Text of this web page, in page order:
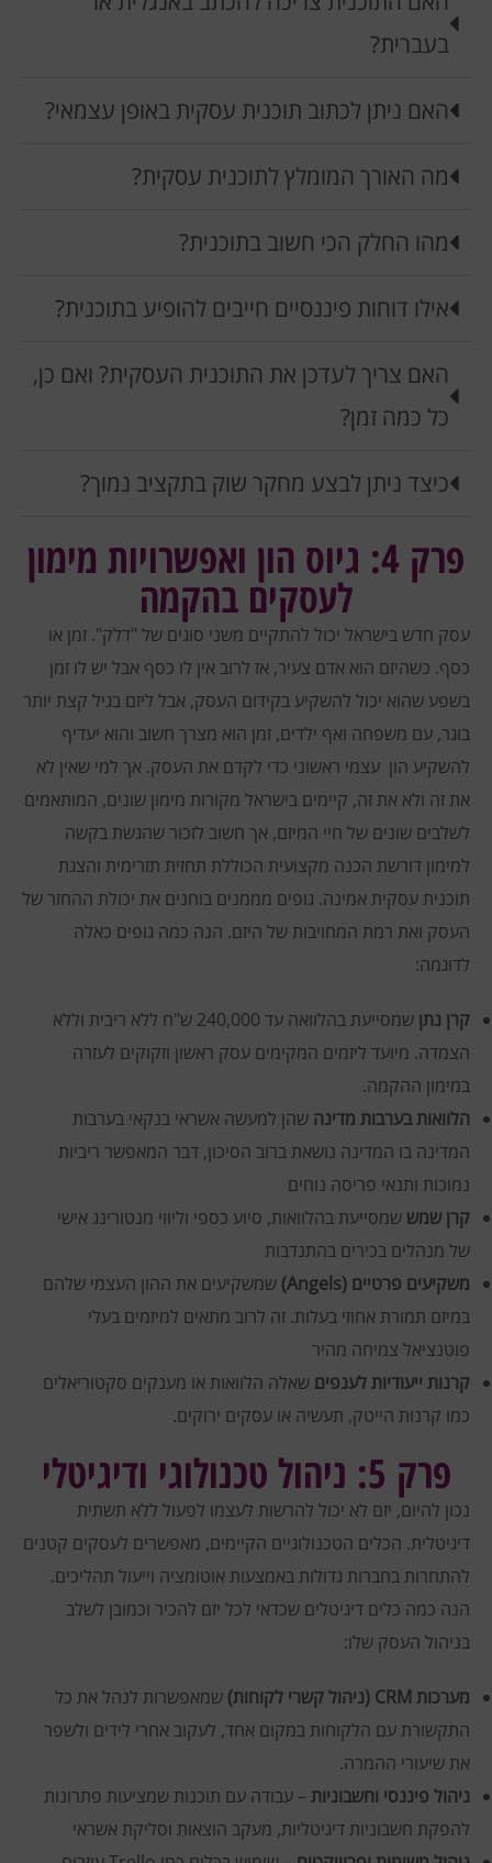
בעברית?
האם ניתן לכתוב תוכנית עסקית באופן עצמאי?
מה האורך המומלץ לתוכנית עסקית?
מהו החלק הכי חשוב בתוכנית?
אילו דוחות פיננסיים חייבים להופיע בתוכנית?
האם צריך לעדכן את התוכנית העסקית? ואם כן,
כל כמה זמן?
כיצד ניתן לבצע מחקר שוק בתקציב נמוך?
פרק 4: גיוס הון ואפשרויות מימון
לעסקים בהקמה
עסק חדש בישראל יכול להתקיים משני סוגים של "דלק". זמן או
כסף. כשהיזם הוא אדם צעיר, אז לרוב אין לו כסף אבל יש לו זמן
בשפע שהוא יכול להשקיע בקידום העסק, אבל ליזם בגיל קצת יותר
בוגר, עם משפחה ואף ילדים, זמן הוא מצרך חשוב והוא יעדיף
להשקיע הון עצמי ראשוני כדי לקדם את העסק. אך למי שאין לא
את זה ולא את זה, קיימים בישראל מקורות מימון שונים, המותאמים
לשלבים שונים של חיי המיזם, אך חשוב לזכור שהגשת בקשה
למימון דורשת הכנה מקצועית הכוללת תחזית תזרימית והצגת
תוכנית עסקית אמינה. גופים מממנים בוחנים את יכולת ההחזר של
העסק ואת רמת המחויבות של היזם. הנה כמה גופים כאלה
לדוגמה:
קרן נתן
שמסייעת בהלוואה עד 240,000 ש"ח ללא ריבית וללא
הצמדה. מיועד ליזמים המקימים עסק ראשון וזקוקים לעזרה
במימון ההקמה.
הלוואות בערבות מדינה שהן למעשה אשראי בנקאי בערבות
המדינה בו המדינה נושאת ברוב הסיכון, דבר המאפשר ריביות
נמוכות ותנאי פריסה נוחים
קרן שמש שמסייעת בהלוואות, סיוע כספי וליווי מנטורינג אישי
של מנהלים בכירים בהתנדבות
משקיעים פרטיים (Angels)
שמשקיעים את ההון העצמי שלהם
במיזם תמורת אחוזי בעלות. זה לרוב מתאים למיזמים בעלי
פוטנציאל צמיחה מהיר
קרנות ייעודיות לענפים שאלה הלוואות או מענקים סקטוריאלים
כמו קרנות הייטק, תעשיה או עסקים ירוקים.
פרק 5: ניהול טכנולוגי ודיגיטלי
נכון להיום, יזם לא יכול להרשות לעצמו לפעול ללא תשתית
דיגיטלית. הכלים הטכנולוגיים הקיימים, מאפשרים לעסקים קטנים
להתחרות בחברות גדולות באמצעות אוטומציה וייעול תהליכים.
הנה כמה כלים דיגיטלים שכדאי לכל יזם להכיר וכמובן לשלב
בניהול העסק שלו:
מערכות CRM (ניהול קשרי לקוחות)
שמאפשרות לנהל את כל
התקשורת עם הלקוחות במקום אחד, לעקוב אחרי לידים ולשפר
את שיעורי ההמרה.
ניהול פיננסי וחשבוניות – עבודה עם תוכנות שמציעות פתרונות
להפקת חשבוניות דיגיטליות, מעקב הוצאות וסליקת אשראי